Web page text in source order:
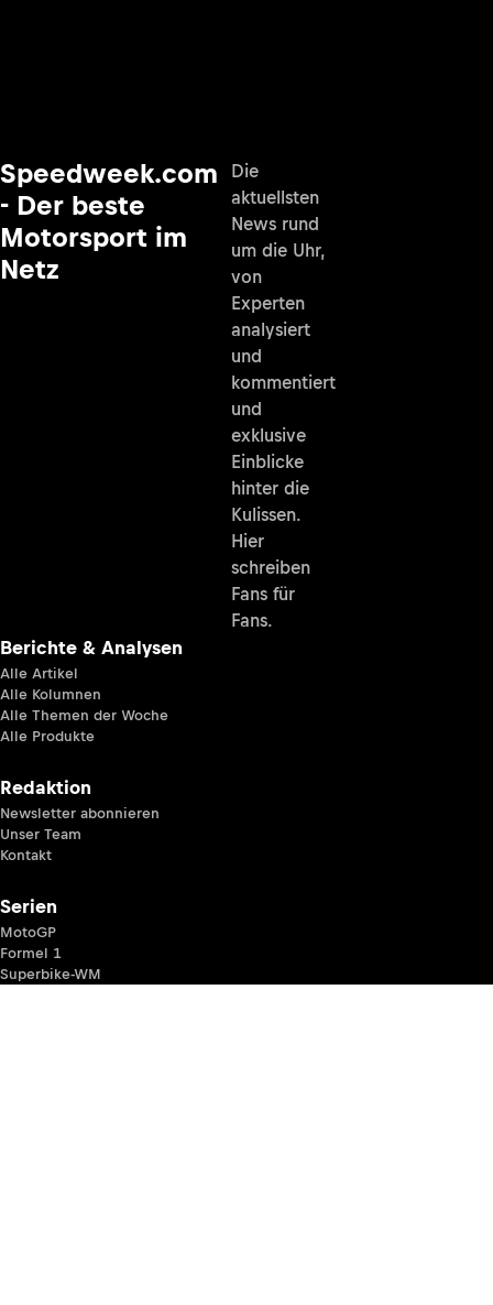
Speedweek.com
- Der beste
Motorsport im
Netz
Die
aktuellsten
News rund
um die Uhr,
von
Experten
analysiert
und
kommentiert
und
exklusive
Einblicke
hinter die
Kulissen.
Hier
schreiben
Fans für
Fans.
Berichte & Analysen
Alle Artikel
Alle Kolumnen
Alle Themen der Woche
Alle Produkte
Redaktion
Newsletter abonnieren
Unser Team
Kontakt
Serien
MotoGP
Formel 1
Superbike-WM